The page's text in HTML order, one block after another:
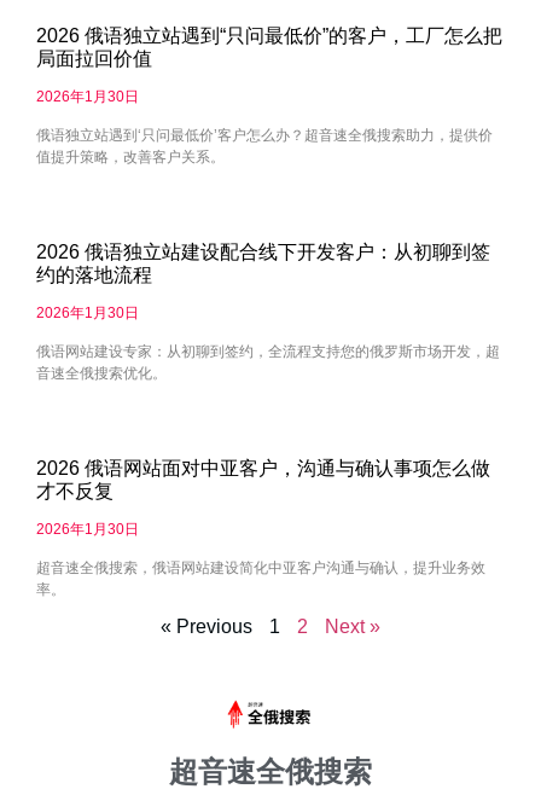
2026 俄语独立站遇到“只问最低价”的客户，工厂怎么把
局面拉回价值
2026年1月30日
俄语独立站遇到‘只问最低价’客户怎么办？超音速全俄搜索助力，提供价
值提升策略，改善客户关系。
2026 俄语独立站建设配合线下开发客户：从初聊到签
约的落地流程
2026年1月30日
俄语网站建设专家：从初聊到签约，全流程支持您的俄罗斯市场开发，超
音速全俄搜索优化。
2026 俄语网站面对中亚客户，沟通与确认事项怎么做
才不反复
2026年1月30日
超音速全俄搜索，俄语网站建设简化中亚客户沟通与确认，提升业务效
率。
« Previous 1 2 Next »
超音速全俄搜索